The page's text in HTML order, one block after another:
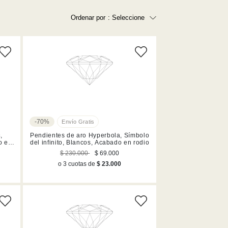
Ordenar por : Seleccione
Precio más alto
Los más vendidos
Fecha de lanzamiento
Mejor descuento
en
-70%
Pendientes de aro Hyperbola, Símbolo
del infinito, Blancos, Acabado en rodio
$ 230.000
$ 69.000
o 3 cuotas de$ 23.000